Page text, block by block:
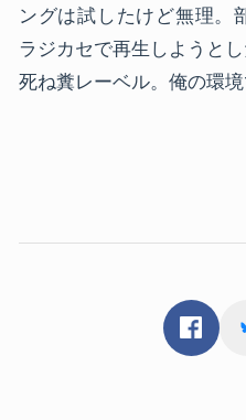
ングは試したけど無理。
ラジカセで再生しようとし
死ね糞レーベル。俺の環